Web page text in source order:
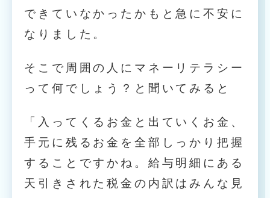
できていなかったかもと急に不安に
なりました。
そこで周囲の人にマネーリテラシー
って何でしょう？と聞いてみると
「入ってくるお金と出ていくお金、
手元に残るお金を全部しっかり把握
することですかね。給与明細にある
天引きされた税金の内訳はみんな見